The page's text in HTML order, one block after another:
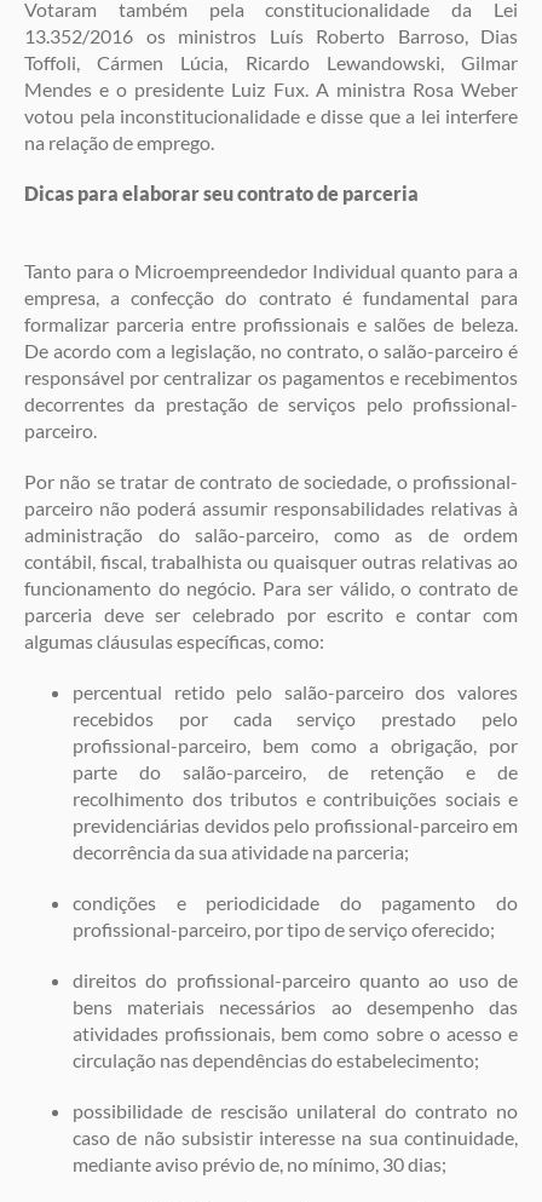
Votaram também pela constitucionalidade da Lei
13.352/2016 os ministros Luís Roberto Barroso, Dias
Toffoli, Cármen Lúcia, Ricardo Lewandowski, Gilmar
Mendes e o presidente Luiz Fux. A ministra Rosa Weber
votou pela inconstitucionalidade e disse que a lei interfere
na relação de emprego.
Dicas para elaborar seu contrato de parceria
Tanto para o Microempreendedor Individual quanto para a
empresa, a confecção do contrato é fundamental para
formalizar parceria entre profissionais e salões de beleza.
De acordo com a legislação, no contrato, o salão-parceiro é
responsável por centralizar os pagamentos e recebimentos
decorrentes da prestação de serviços pelo profissional-
parceiro.
Por não se tratar de contrato de sociedade, o profissional-
parceiro não poderá assumir responsabilidades relativas à
administração do salão-parceiro, como as de ordem
contábil, fiscal, trabalhista ou quaisquer outras relativas ao
funcionamento do negócio. Para ser válido, o contrato de
parceria deve ser celebrado por escrito e contar com
algumas cláusulas específicas, como:
percentual retido pelo salão-parceiro dos valores
recebidos por cada serviço prestado pelo
profissional-parceiro, bem como a obrigação, por
parte do salão-parceiro, de retenção e de
recolhimento dos tributos e contribuições sociais e
previdenciárias devidos pelo profissional-parceiro em
decorrência da sua atividade na parceria;
condições e periodicidade do pagamento do
profissional-parceiro, por tipo de serviço oferecido;
direitos do profissional-parceiro quanto ao uso de
bens materiais necessários ao desempenho das
atividades profissionais, bem como sobre o acesso e
circulação nas dependências do estabelecimento;
possibilidade de rescisão unilateral do contrato no
caso de não subsistir interesse na sua continuidade,
mediante aviso prévio de, no mínimo, 30 dias;